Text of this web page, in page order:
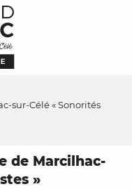
sur-Célé « Sonorités
de Marcilhac-
»